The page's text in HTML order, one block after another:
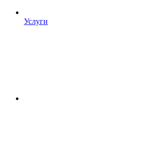
Услуги